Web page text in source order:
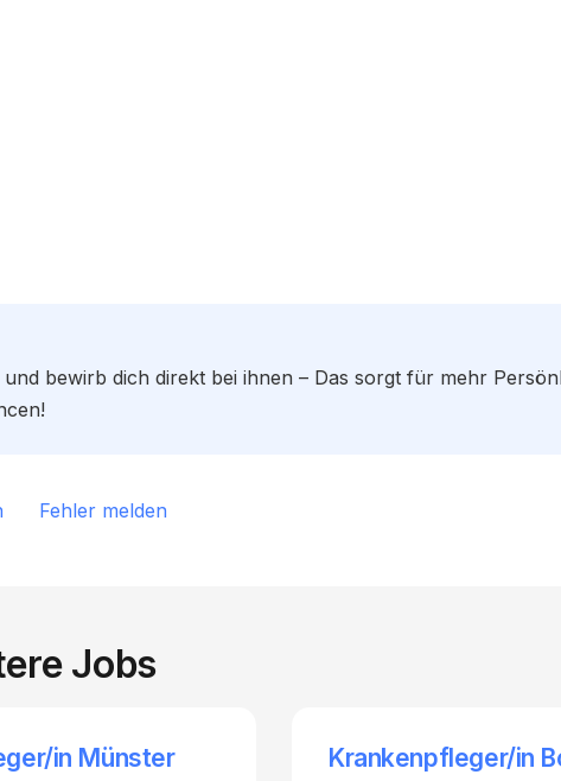
bewirb dich direkt bei ihnen – Das sorgt für mehr
Fehler melden
Jobs
in Münster Krankenpfleger/in